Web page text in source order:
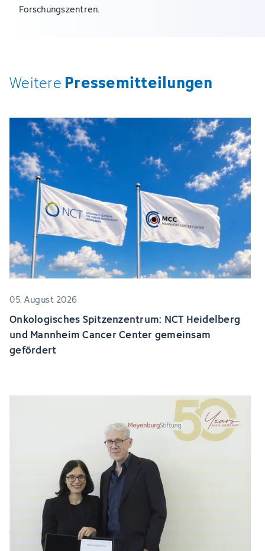
Forschungszentren.
Weitere Pressemitteilungen
05. August 2026
Onkologisches Spitzenzentrum: NCT Heidelberg
und Mannheim Cancer Center gemeinsam
gefördert